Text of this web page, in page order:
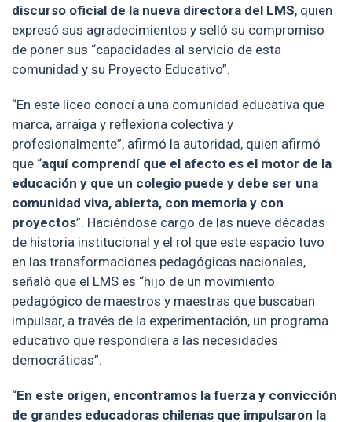
discurso oficial de la nueva directora del LMS, quien
expresó sus agradecimientos y selló su compromiso
de poner sus “capacidades al servicio de esta
comunidad y su Proyecto Educativo”.
“En este liceo conocí a una comunidad educativa que
marca, arraiga y reflexiona colectiva y
profesionalmente”, afirmó la autoridad, quien afirmó
que “aquí comprendí que el afecto es el motor de la
educación y que un colegio puede y debe ser una
comunidad viva, abierta, con memoria y con
proyectos”. Haciéndose cargo de las nueve décadas
de historia institucional y el rol que este espacio tuvo
en las transformaciones pedagógicas nacionales,
señaló que el LMS es “hijo de un movimiento
pedagógico de maestros y maestras que buscaban
impulsar, a través de la experimentación, un programa
educativo que respondiera a las necesidades
democráticas”.
“En este origen, encontramos la fuerza y convicción
de grandes educadoras chilenas que impulsaron la